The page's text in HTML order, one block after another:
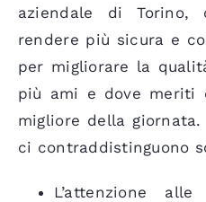
aziendale di Torino,
rendere più sicura e
per migliorare la
più ami e dove meriti
migliore della
ci contraddistinguono
L’attenzione